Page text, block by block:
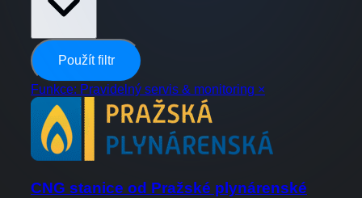
Použít filtr
Funkce: Pravidelný servis & monitoring ×
CNG stanice od Pražské plynárenské